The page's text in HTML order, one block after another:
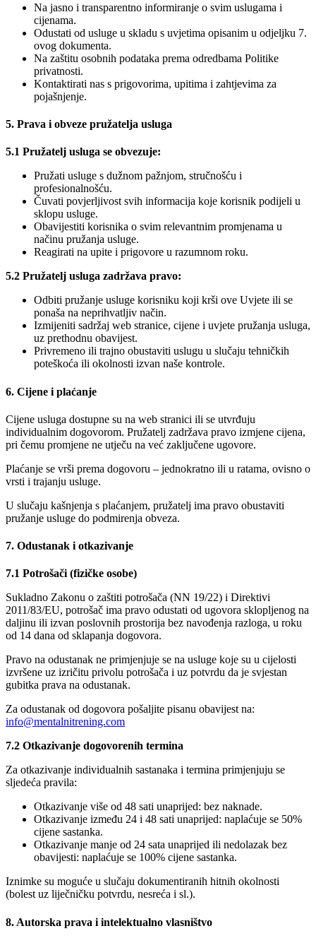
Na jasno i transparentno informiranje o svim uslugama i
cijenama.
Odustati od usluge u skladu s uvjetima opisanim u odjeljku 7.
ovog dokumenta.
Na zaštitu osobnih podataka prema odredbama Politike
privatnosti.
Kontaktirati nas s prigovorima, upitima i zahtjevima za
pojašnjenje.
5. Prava i obveze pružatelja usluga
5.1 Pružatelj usluga se obvezuje:
Pružati usluge s dužnom pažnjom, stručnošću i
profesionalnošću.
Čuvati povjerljivost svih informacija koje korisnik podijeli u
sklopu usluge.
Obavijestiti korisnika o svim relevantnim promjenama u
načinu pružanja usluge.
Reagirati na upite i prigovore u razumnom roku.
5.2 Pružatelj usluga zadržava pravo:
Odbiti pružanje usluge korisniku koji krši ove Uvjete ili se
ponaša na neprihvatljiv način.
Izmijeniti sadržaj web stranice, cijene i uvjete pružanja usluga,
uz prethodnu obavijest.
Privremeno ili trajno obustaviti uslugu u slučaju tehničkih
poteškoća ili okolnosti izvan naše kontrole.
6. Cijene i plaćanje
Cijene usluga dostupne su na web stranici ili se utvrđuju
individualnim dogovorom. Pružatelj zadržava pravo izmjene cijena,
pri čemu promjene ne utječu na već zaključene ugovore.
Plaćanje se vrši prema dogovoru – jednokratno ili u ratama, ovisno o
vrsti i trajanju usluge.
U slučaju kašnjenja s plaćanjem, pružatelj ima pravo obustaviti
pružanje usluge do podmirenja obveza.
7. Odustanak i otkazivanje
7.1 Potrošači (fizičke osobe)
Sukladno Zakonu o zaštiti potrošača (NN 19/22) i Direktivi
2011/83/EU, potrošač ima pravo odustati od ugovora sklopljenog na
daljinu ili izvan poslovnih prostorija bez navođenja razloga, u roku
od 14 dana od sklapanja dogovora.
Pravo na odustanak ne primjenjuje se na usluge koje su u cijelosti
izvršene uz izričitu privolu potrošača i uz potvrdu da je svjestan
gubitka prava na odustanak.
Za odustanak od dogovora pošaljite pisanu obavijest na:
info@mentalnitrening.com
7.2 Otkazivanje dogovorenih termina
Za otkazivanje individualnih sastanaka i termina primjenjuju se
sljedeća pravila:
Otkazivanje više od 48 sati unaprijed: bez naknade.
Otkazivanje između 24 i 48 sati unaprijed: naplaćuje se 50%
cijene sastanka.
Otkazivanje manje od 24 sata unaprijed ili nedolazak bez
obavijesti: naplaćuje se 100% cijene sastanka.
Iznimke su moguće u slučaju dokumentiranih hitnih okolnosti
(bolest uz liječničku potvrdu, nesreća i sl.).
8. Autorska prava i intelektualno vlasništvo